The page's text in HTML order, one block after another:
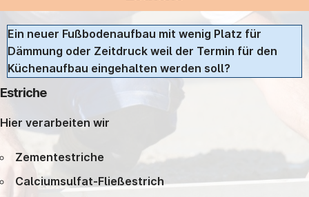
Ein neuer Fußbodenaufbau mit wenig Platz für
Dämmung oder Zeitdruck weil der Termin für den
Küchenaufbau eingehalten werden soll?
Estriche
Hier verarbeiten wir
Zementestriche
Calciumsulfat-Fließestrich